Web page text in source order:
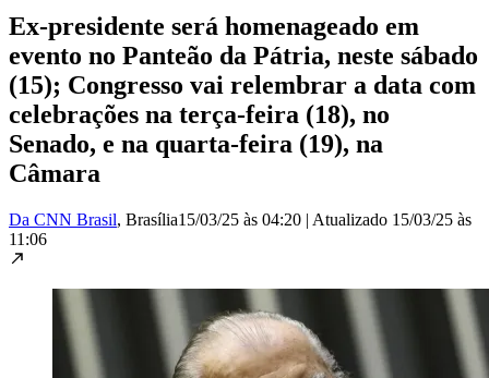
Ex-presidente será homenageado em
evento no Panteão da Pátria, neste sábado
(15); Congresso vai relembrar a data com
celebrações na terça-feira (18), no
Senado, e na quarta-feira (19), na
Câmara
Da CNN Brasil, Brasília15/03/25 às 04:20 | Atualizado 15/03/25 às
11:06